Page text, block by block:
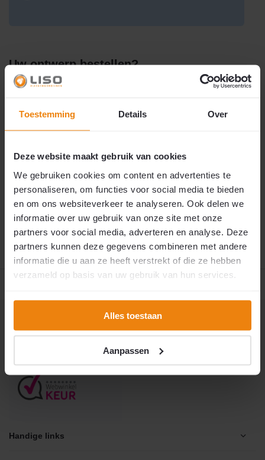
Toestemming Details Over
Deze website maakt gebruik van cookies
We gebruiken cookies om content en advertenties te
personaliseren, om functies voor social media te bieden
en om ons websiteverkeer te analyseren. Ook delen we
informatie over uw gebruik van onze site met onze
partners voor social media, adverteren en analyse. Deze
partners kunnen deze gegevens combineren met andere
informatie die u aan ze heeft verstrekt of die ze hebben
verzameld op basis van uw gebruik van hun services.
Alles toestaan
Aanpassen
Uw ontwerp bestellen?
Klaar met ontwerpen en tevreden met het resultaat? Dan kunt u door
het vliegengordijn met de benodigde materialen kunt bestellen.
toe mailen. Wij drukken hem dan voor u af op A3 papier wanneer
knop 'Patroon versturen' ook nogmaals.
Bestelling plaatsen
Patroon versturen
Veelgestelde vragen
+31 (0)316 266 990
Handige links